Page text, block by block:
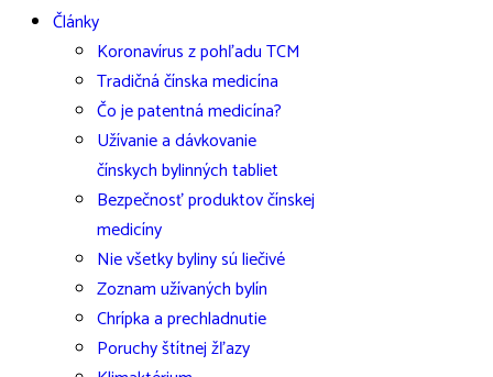
Články
Koronavírus z pohľadu TCM
Tradičná čínska medicína
Čo je patentná medicína?
Užívanie a dávkovanie
čínskych bylinných tabliet
Bezpečnosť produktov čínskej
medicíny
Nie všetky byliny sú liečivé
Zoznam užívaných bylín
Chrípka a prechladnutie
Poruchy štítnej žľazy